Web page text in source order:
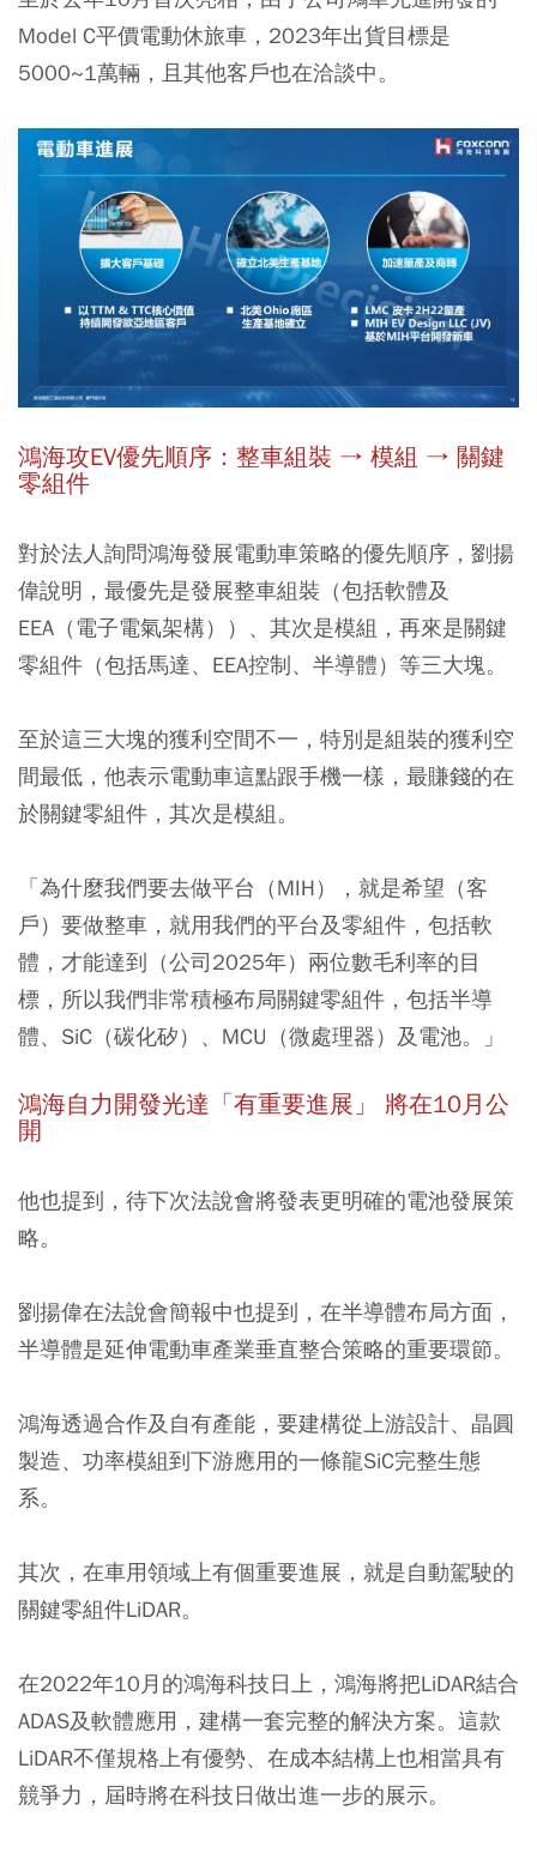
Model C平價電動休旅車， 2023年出貨目標是
5000~1萬輛 ，且其他客戶也在洽談中。
鴻海攻EV優先順序：整車組裝 → 模組 → 關鍵
零組件
對於法人詢問鴻海發展電動車策略的優先順序，劉揚
偉說明，最優先是發展整車組裝（包括軟體及
EEA（電子電氣架構））、其次是模組，再來是關鍵
零組件（包括馬達、EEA控制、半導體）等三大塊。
至於這三大塊的獲利空間不一，特別是組裝的獲利空
間最低，他表示電動車這點跟手機一樣， 最賺錢的在
於關鍵零組件，其次是模組。
「為什麼我們要去做平台（MIH），就是希望（客
戶）要做整車，就用我們的平台及零組件，包括軟
體，才能達到（公司2025年）兩位數毛利率的目
標，所以我們非常積極布局關鍵零組件，包括半導
體、SiC（碳化矽）、MCU（微處理器）及電池。」
鴻海自力開發光達「有重要進展」 將在10月公
開
他也提到，待下次法說會將發表更明確的電池發展策
略。
劉揚偉在法說會簡報中也提到，在半導體布局方面，
半導體是延伸電動車產業垂直整合策略的重要環節。
鴻海透過合作及自有產能，要建構從上游設計、晶圓
製造、功率模組到下游應用的一條龍SiC完整生態
系。
其次，在車用領域上有個重要進展，就是自動駕駛的
關鍵零組件LiDAR。
在2022年10月的鴻海科技日上，鴻海將把LiDAR結合
ADAS及軟體應用，建構一套完整的解決方案。這款
LiDAR不僅規格上有優勢、在成本結構上也相當具有
競爭力，屆時將在科技日做出進一步的展示。